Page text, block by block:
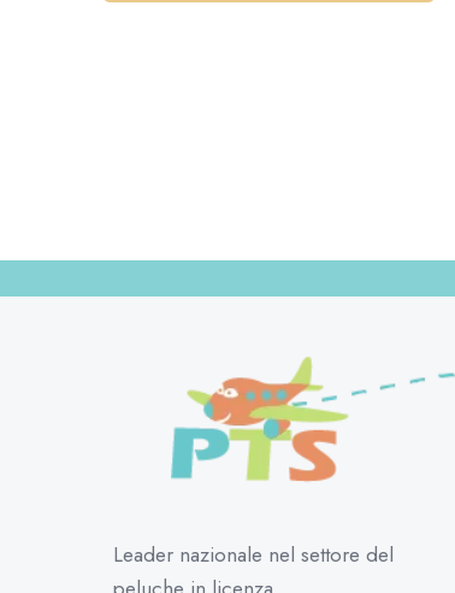
Leader nazionale nel settore del